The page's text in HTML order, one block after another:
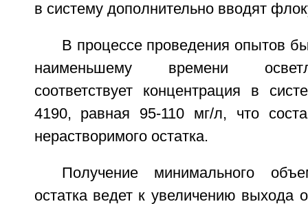
в систему дополнительно вводят
В процессе проведения опытов
наименьшему времени
соответствует концентрация в
4190, равная 95-110 мг/л, что
нерастворимого остатка.
Получение минимального
остатка ведет к увеличению выхода